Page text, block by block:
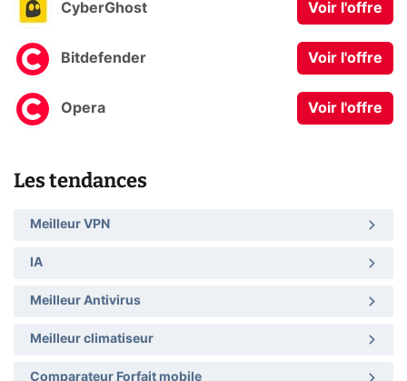
CyberGhost Voir l'offre
Bitdefender Voir l'offre
Opera Voir l'offre
Les tendances
Meilleur VPN
IA
Meilleur Antivirus
Meilleur climatiseur
Comparateur Forfait mobile